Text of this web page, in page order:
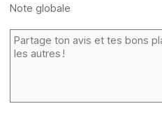
Note globale